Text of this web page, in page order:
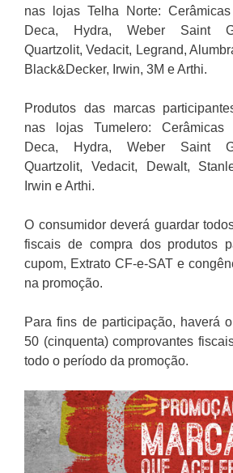
nas lojas Telha Norte:
Deca, Hydra, Weber Saint
Quartzolit, Vedacit, Legrand,
Black&Decker, Irwin, 3M e Arthi.
Produtos das marcas
nas lojas Tumelero: Cerâmicas
Deca, Hydra, Weber Saint
Quartzolit, Vedacit, Dewalt,
Irwin e Arthi.
O consumidor deverá guardar
fiscais de compra dos produtos
cupom, Extrato CF-e-SAT e
na promoção.
Para fins de participação, haverá
50 (cinquenta) comprovantes
todo o período da promoção.